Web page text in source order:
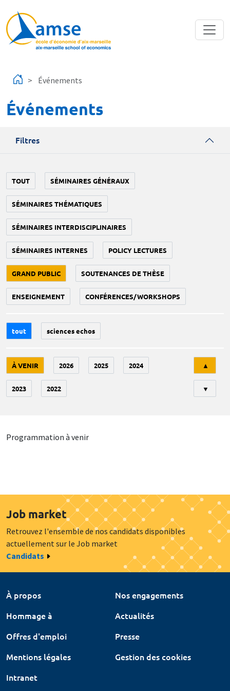
Événements
Événements
Filtres
TOUT SÉMINAIRES GÉNÉRAUX
SÉMINAIRES THÉMATIQUES
SÉMINAIRES INTERDISCIPLINAIRES
SÉMINAIRES INTERNES POLICY LECTURES
GRAND PUBLIC SOUTENANCES DE THÈSE
ENSEIGNEMENT CONFÉRENCES/WORKSHOPS
tout sciences echos
À VENIR 2026 2025 2024
2023 2022
▲
▼
Programmation à venir
Job market
Retrouvez l'ensemble de nos candidats disponibles
actuellement sur le Job market
Candidats
À propos
Nos engagements
Hommage à
Actualités
Offres d'emploi
Presse
Mentions légales
Gestion des cookies
Intranet